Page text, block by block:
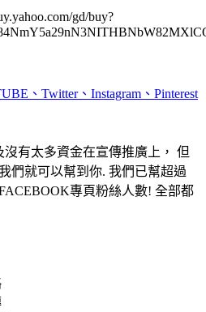
gd/buy?
、Twitter、Instagram、Pinterest
有太多資金在宣傳推廣上， 但
們就可以幫到你. 我們已幫超過
專頁粉絲人數! 全部都